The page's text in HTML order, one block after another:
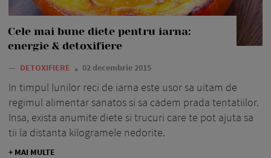
Cele mai bune diete pentru iarna:
energie & detoxifiere
— DETOXIFIERE 02 decembrie 2015
In timpul lunilor reci de iarna este usor sa uitam de
regimul alimentar sanatos si sa cadem prada tentatiilor.
Insa, exista anumite diete si trucuri care te pot ajuta sa
tii la distanta kilogramele nedorite.
+ MAI MULTE